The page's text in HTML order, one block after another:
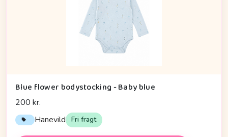
Blue flower bodystocking - Baby blue
200 kr.
Hanevild Fri fragt